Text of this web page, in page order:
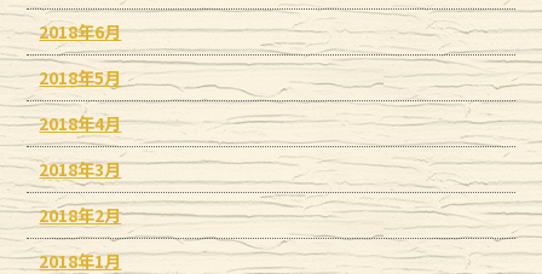
2018年6月
2018年5月
2018年4月
2018年3月
2018年2月
2018年1月